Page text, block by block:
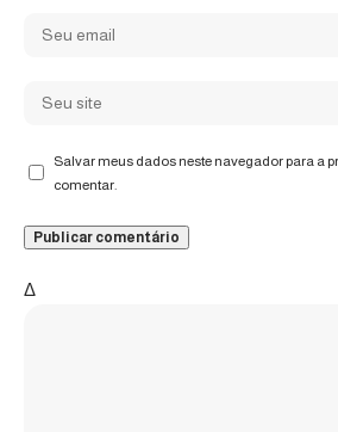
Salvar meus dados neste navegador para a
comentar.
Δ